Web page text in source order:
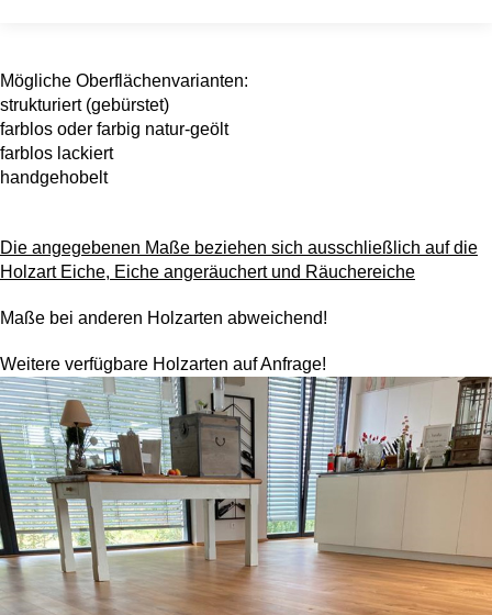
Mögliche Oberflächenvarianten:
strukturiert (gebürstet)
farblos oder farbig natur-geölt
farblos lackiert
handgehobelt
Die angegebenen Maße beziehen sich ausschließlich auf die
Holzart Eiche, Eiche angeräuchert und Räuchereiche
Maße bei anderen Holzarten abweichend!
Weitere verfügbare Holzarten auf Anfrage!